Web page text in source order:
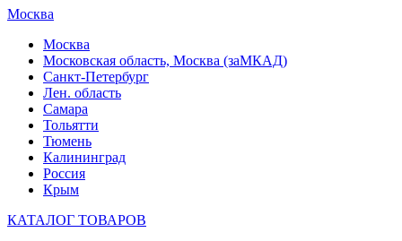
Москва
Москва
Московская область, Москва (заМКАД)
Санкт-Петербург
Лен. область
Самара
Тольятти
Тюмень
Калининград
Россия
Крым
КАТАЛОГ ТОВАРОВ